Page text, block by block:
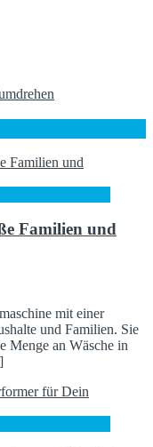
Familien und
mit einer
und Familien. Sie
Menge an Wäsche in